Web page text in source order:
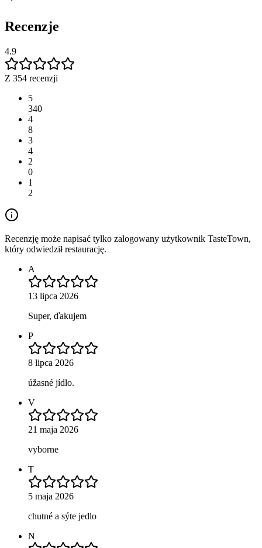
Recenzje
4.9
Z 354 recenzji
5
340
4
8
3
4
2
0
1
2
Recenzję może napisać tylko zalogowany użytkownik TasteTown,
który odwiedził restaurację.
A
13 lipca 2026
Super, ďakujem
P
8 lipca 2026
úžasné jídlo.
V
21 maja 2026
vyborne
T
5 maja 2026
chutné a sýte jedlo
N